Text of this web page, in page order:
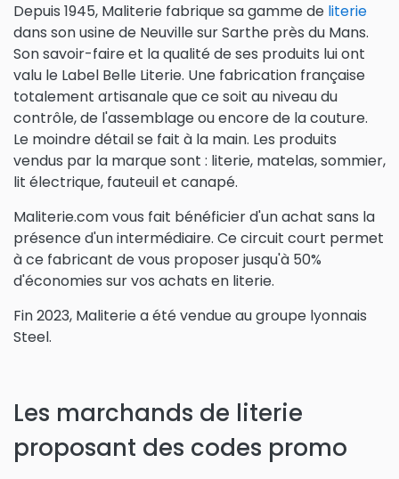
Depuis 1945, Maliterie fabrique sa gamme de literie
dans son usine de Neuville sur Sarthe près du Mans.
Son savoir-faire et la qualité de ses produits lui ont
valu le Label Belle Literie. Une fabrication française
totalement artisanale que ce soit au niveau du
contrôle, de l'assemblage ou encore de la couture.
Le moindre détail se fait à la main. Les produits
vendus par la marque sont : literie, matelas, sommier,
lit électrique, fauteuil et canapé.
Maliterie.com vous fait bénéficier d'un achat sans la
présence d'un intermédiaire. Ce circuit court permet
à ce fabricant de vous proposer jusqu'à 50%
d'économies sur vos achats en literie.
Fin 2023, Maliterie a été vendue au groupe lyonnais
Steel.
Les marchands de literie
proposant des codes promo